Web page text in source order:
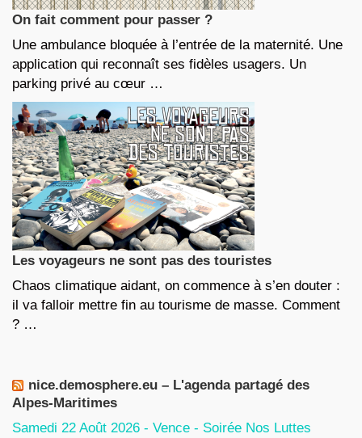
On fait comment pour passer ?
Une ambulance bloquée à l’entrée de la maternité. Une
application qui reconnaît ses fidèles usagers. Un
parking privé au cœur …
Les voyageurs ne sont pas des touristes
Chaos climatique aidant, on commence à s’en douter :
il va falloir mettre fin au tourisme de masse. Comment
? …
nice.demosphere.eu – L'agenda partagé des
Alpes-Maritimes
Samedi 22 Août 2026 - Vence - Soirée Nos Luttes